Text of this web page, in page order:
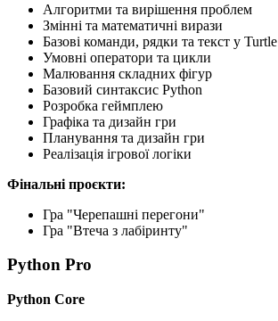
Алгоритми та вирішення проблем
Змінні та математичні вирази
Базові команди, рядки та текст у Turtle
Умовні оператори та цикли
Малювання складних фігур
Базовий синтаксис Python
Розробка геймплею
Графіка та дизайн гри
Планування та дизайн гри
Реалізація ігрової логіки
Фінальні проєкти:
Гра "Черепашні перегони"
Гра "Втеча з лабіринту"
Python Pro
Python Core